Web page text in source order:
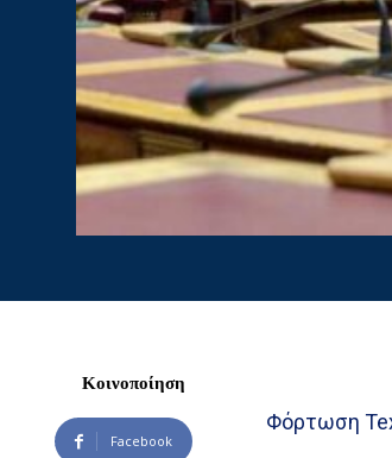
Κοινοποίηση
Facebook
Φόρτωση